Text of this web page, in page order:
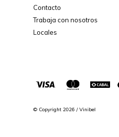
Contacto
Trabaja con nosotros
Locales
© Copyright 2026 / Vinibel